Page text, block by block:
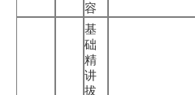
容
基
础
精
讲
拔